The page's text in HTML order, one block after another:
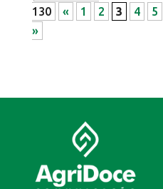
130
« 1 2 3 4 5
»